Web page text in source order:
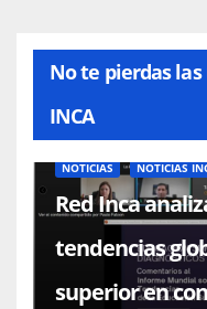
No te pierdas
INCA
NOTICIAS NOTICIAS
Red Inca
tendencias
superior en